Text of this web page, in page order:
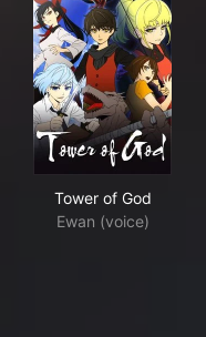
Tower of God
Ewan (voice)